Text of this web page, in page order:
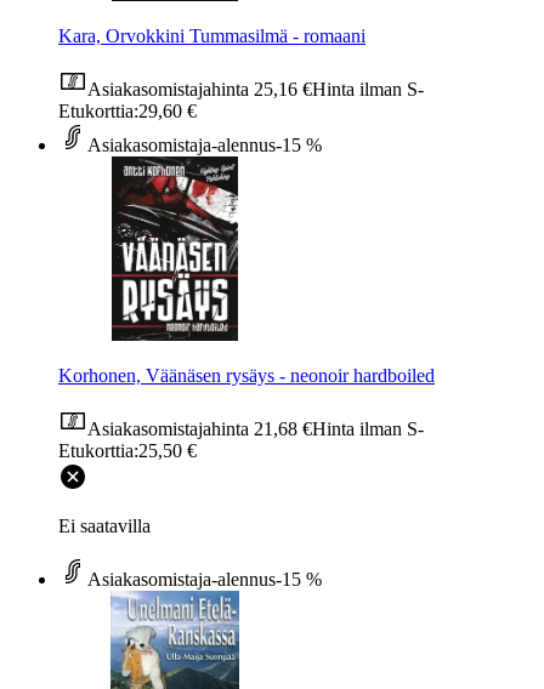
Kara, Orvokkini Tummasilmä - romaani
Asiakasomistajahinta 25,16 €Hinta ilman S-
Etukorttia:29,60 €
Asiakasomistaja-alennus-15 %
Korhonen, Väänäsen rysäys - neonoir hardboiled
Asiakasomistajahinta 21,68 €Hinta ilman S-
Etukorttia:25,50 €
Ei saatavilla
Asiakasomistaja-alennus-15 %